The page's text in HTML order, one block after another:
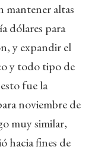
mantener altas
dólares para
y expandir el
y todo tipo de
fue la
noviembre de
muy similar,
hacia fines de